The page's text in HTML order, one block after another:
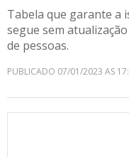
Tabela que garante a
segue sem
de pessoas.
PUBLICADO 07/01/2023 AS